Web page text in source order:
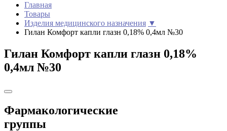
Главная
Товары
Изделия медицинского назначения ▼
Гилан Комфорт капли глазн 0,18% 0,4мл №30
Гилан Комфорт капли глазн 0,18%
0,4мл №30
Фармакологические
группы